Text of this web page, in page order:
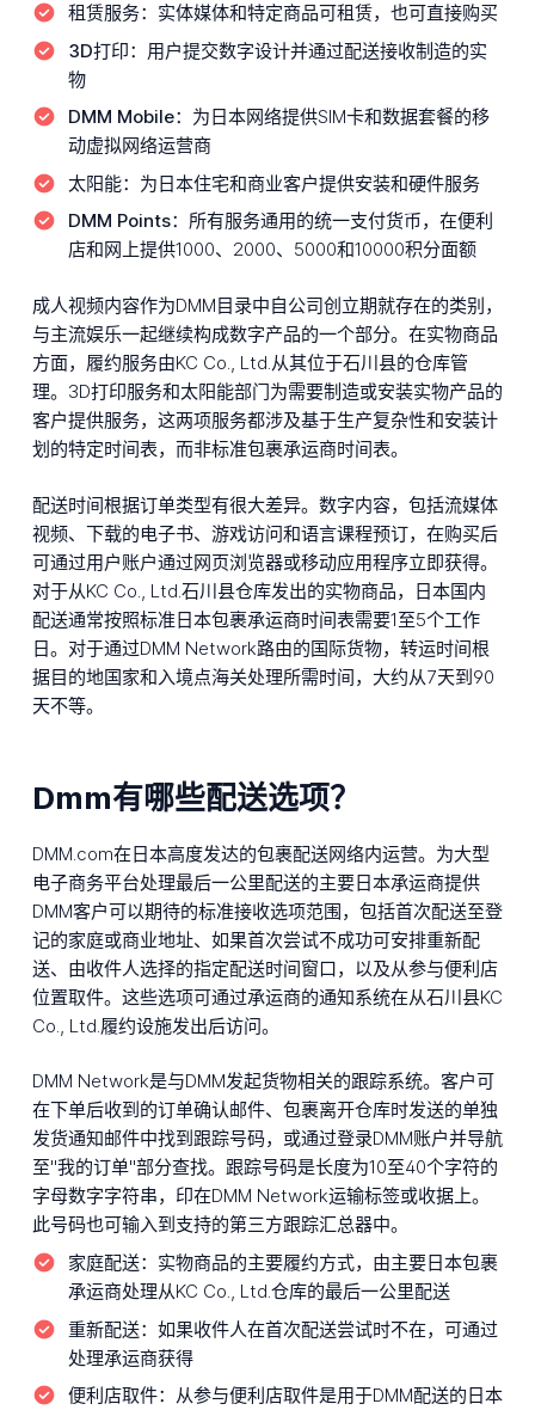
租赁服务： 实体媒体和特定商品可租赁，也可直接购买
3D打印： 用户提交数字设计并通过配送接收制造的实
物
DMM Mobile： 为日本网络提供SIM卡和数据套餐的移
动虚拟网络运营商
太阳能： 为日本住宅和商业客户提供安装和硬件服务
DMM Points： 所有服务通用的统一支付货币，在便利
店和网上提供1000、2000、5000和10000积分面额
成人视频内容作为DMM目录中自公司创立期就存在的类别，
与主流娱乐一起继续构成数字产品的一个部分。在实物商品
方面，履约服务由KC Co., Ltd.从其位于石川县的仓库管
理。3D打印服务和太阳能部门为需要制造或安装实物产品的
客户提供服务，这两项服务都涉及基于生产复杂性和安装计
划的特定时间表，而非标准包裹承运商时间表。
配送时间根据订单类型有很大差异。数字内容，包括流媒体
视频、下载的电子书、游戏访问和语言课程预订，在购买后
可通过用户账户通过网页浏览器或移动应用程序立即获得。
对于从KC Co., Ltd.石川县仓库发出的实物商品，日本国内
配送通常按照标准日本包裹承运商时间表需要1至5个工作
日。对于通过DMM Network路由的国际货物，转运时间根
据目的地国家和入境点海关处理所需时间，大约从7天到90
天不等。
Dmm有哪些配送选项？
DMM.com在日本高度发达的包裹配送网络内运营。为大型
电子商务平台处理最后一公里配送的主要日本承运商提供
DMM客户可以期待的标准接收选项范围，包括首次配送至登
记的家庭或商业地址、如果首次尝试不成功可安排重新配
送、由收件人选择的指定配送时间窗口，以及从参与便利店
位置取件。这些选项可通过承运商的通知系统在从石川县KC
Co., Ltd.履约设施发出后访问。
DMM Network是与DMM发起货物相关的跟踪系统。客户可
在下单后收到的订单确认邮件、包裹离开仓库时发送的单独
发货通知邮件中找到跟踪号码，或通过登录DMM账户并导航
至"我的订单"部分查找。跟踪号码是长度为10至40个字符的
字母数字字符串，印在DMM Network运输标签或收据上。
此号码也可输入到支持的第三方跟踪汇总器中。
家庭配送： 实物商品的主要履约方式，由主要日本包裹
承运商处理从KC Co., Ltd.仓库的最后一公里配送
重新配送： 如果收件人在首次配送尝试时不在，可通过
处理承运商获得
便利店取件： 从参与便利店取件是用于DMM配送的日本